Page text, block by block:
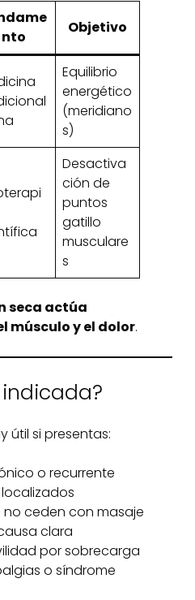
nto
Objetivo
Equilibrio
energético
(meridiano
s)
Desactiva
ción de
puntos
gatillo
musculare
s
seca actúa
músculo y el dolor.
útil si presentas:
o recurrente
ceden con masaje
clara
por sobrecarga
o síndrome